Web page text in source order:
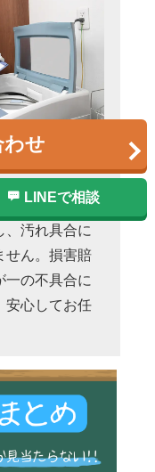
の
ー
、汚れ具合に
せん。損害賠
一の不具合に
安心してお任
わせ
LINEで相談